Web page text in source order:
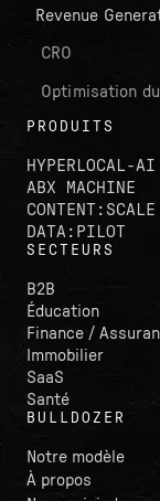
Revenue
CRO
Optimisation
PRODUITS
HYPERLOCAL-AI
ABX MACHINE
CONTENT:SCALE
DATA:PILOT
SECTEURS
B2B
Éducation
Finance /
Immobilier
SaaS
Santé
BULLDOZER
Notre modèle
À propos